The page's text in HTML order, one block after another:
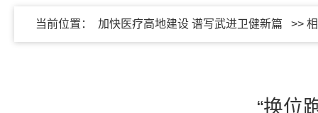
当前位置： 加快医疗高地建设 谱写武进卫健新篇 >>
“换位